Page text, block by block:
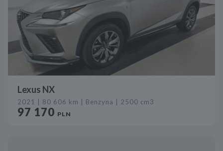
Lexus NX
2021 | 80 606 km | Benzyna | 2500 cm3
97 170 PLN